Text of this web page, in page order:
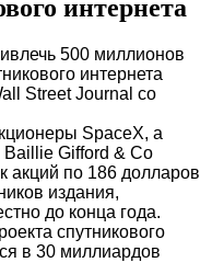
интернета
500 миллионов
интернета
Street Journal со
SpaceX, а
Baillie Gifford & Co
акций по 186 долларов
издания,
до конца года.
спутникового
в 30 миллиардов